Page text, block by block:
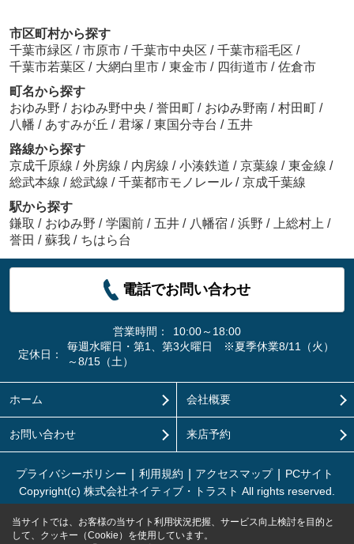
市区町村から探す
千葉市緑区 / 市原市 / 千葉市中央区 / 千葉市稲毛区 /
千葉市若葉区 / 大網白里市 / 東金市 / 四街道市 / 佐倉市
町名から探す
おゆみ野 / おゆみ野中央 / 誉田町 / おゆみ野南 / 村田町 /
八幡 / あすみが丘 / 君塚 / 東国分寺台 / 五井
路線から探す
京成千原線 / 外房線 / 内房線 / 小湊鉄道 / 京葉線 / 東金線 /
総武本線 / 総武線 / 千葉都市モノレール / 京成千葉線
駅から探す
鎌取 / おゆみ野 / 学園前 / 五井 / 八幡宿 / 浜野 / 上総村上 /
誉田 / 蘇我 / ちはら台
電話でお問い合わせ
営業時間：
10:00～18:00
定休日：
毎週水曜日・第1、第3火曜日 ※夏季休業8/11（火）
～8/15（土）
ホーム 会社概要
お問い合わせ 来店予約
プライバシーポリシー 利用規約 アクセスマップ
PCサイト
Copyright(c) 株式会社ネイティブ・トラスト All rights reserved.
当サイトでは、お客様の当サイト利用状況把握、サービス向上検討を目的と
して、クッキー（Cookie）を使用しています。